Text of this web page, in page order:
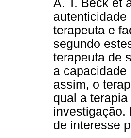
A. T. Beck et
terapeuta e
segundo
terapeuta de
a capacidade
assim, o
qual a
investigação.
de interesse